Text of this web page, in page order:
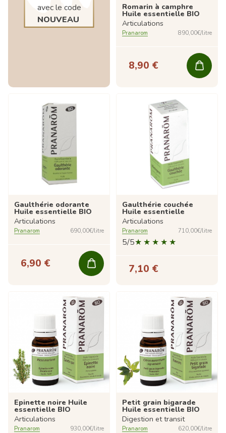
avec le code
NOUVEAU
Romarin à camphre
Huile essentielle BIO
Articulations
Pranarom 890,00€/litre
8,90 €
Gaulthérie odorante
Huile essentielle BIO
Articulations
Pranarom 690,00€/litre
6,90 €
Gaulthérie couchée
Huile essentielle
Articulations
Pranarom 710,00€/litre
5/5
7,10 €
Epinette noire Huile
essentielle BIO
Articulations
Pranarom 930,00€/litre
Petit grain bigarade
Huile essentielle BIO
Digestion et transit
Pranarom 620,00€/litre